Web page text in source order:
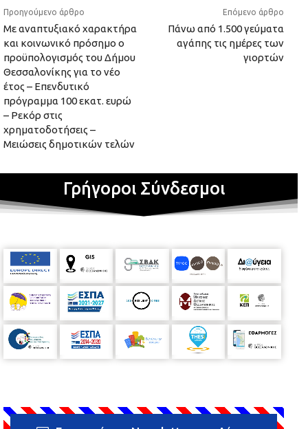
Προηγούμενο άρθρο
Με αναπτυξιακό χαρακτήρα
και κοινωνικό πρόσημο ο
προϋπολογισμός του Δήμου
Θεσσαλονίκης για το νέο
έτος – Επενδυτικό
πρόγραμμα 100 εκατ. ευρώ
– Ρεκόρ στις
χρηματοδοτήσεις –
Μειώσεις δημοτικών τελών
Επόμενο άρθρο
Πάνω από 1.500 γεύματα
αγάπης τις ημέρες των
γιορτών
Γρήγοροι Σύνδεσμοι